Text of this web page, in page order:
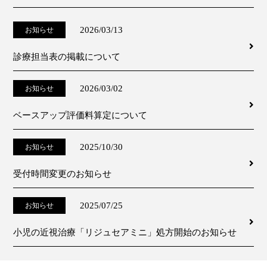
お知らせ 2026/03/13
診療担当表の掲載について
お知らせ 2026/03/02
ベースアップ評価料算定について
お知らせ 2025/10/30
受付時間変更のお知らせ
お知らせ 2025/07/25
小児の近視治療「リジュセアミニ」処方開始のお知らせ